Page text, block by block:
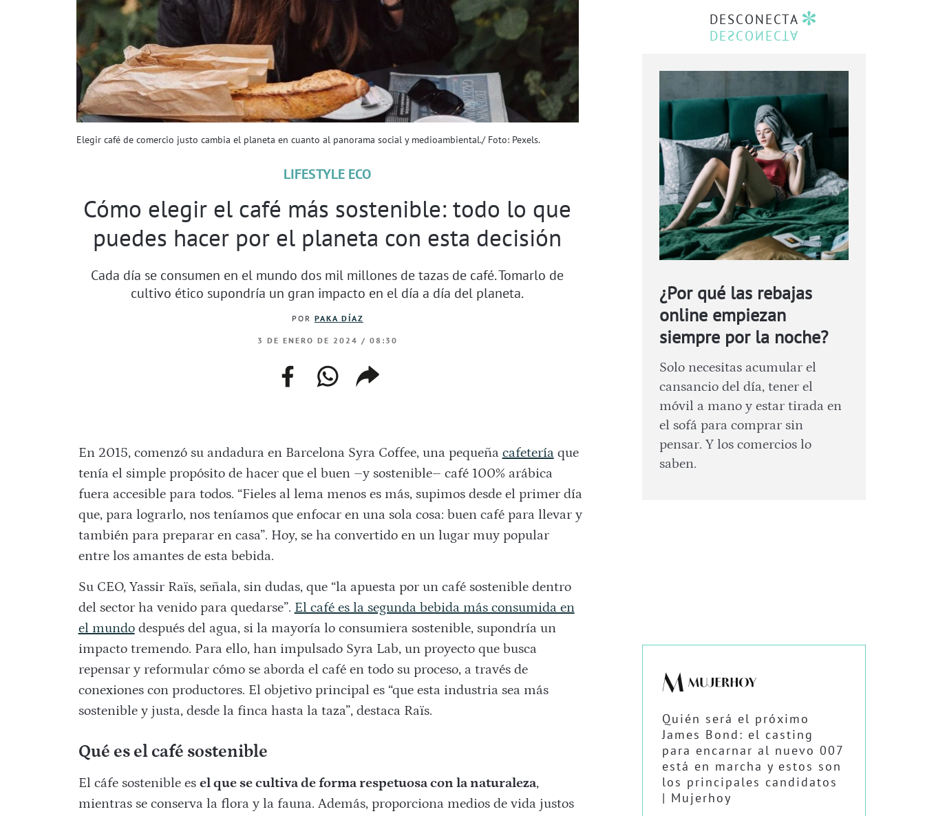
Elegir café de comercio justo cambia el planeta en cuanto al panorama social y medioambiental./ Foto: Pexels.
LIFESTYLE ECO
Cómo elegir el café más sostenible: todo lo que
puedes hacer por el planeta con esta decisión
Cada día se consumen en el mundo dos mil millones de tazas de café. Tomarlo de
cultivo ético supondría un gran impacto en el día a día del planeta.
POR PAKA DÍAZ
3 DE ENERO DE 2024 / 08:30
facebookwhatsapp
web
copiar
enlace
En 2015, comenzó su andadura en Barcelona Syra Coffee, una pequeña cafeteríaque
tenía el simple propósito de hacer que el buen –y sostenible– café 100% arábica
fuera accesible para todos. “Fieles al lema menos es más, supimos desde el primer día
que, para lograrlo, nos teníamos que enfocar en una sola cosa: buen café para llevar y
también para preparar en casa”. Hoy, se ha convertido en un lugar muy popular
entre los amantes de esta bebida.
Su CEO, Yassir Raïs, señala, sin dudas, que “la apuesta por un café sostenible dentro
del sector ha venido para quedarse”. El café es la segunda bebida más consumida en
el mundodespués del agua, si la mayoría lo consumiera sostenible, supondría un
impacto tremendo. Para ello, han impulsado Syra Lab, un proyecto que busca
repensar y reformular cómo se aborda el café en todo su proceso, a través de
conexiones con productores. El objetivo principal es “que esta industria sea más
sostenible y justa, desde la finca hasta la taza”, destaca Raïs.
Qué es el café sostenible
El cáfe sostenible es el que se cultiva de forma respetuosa con la naturaleza,
mientras se conserva la flora y la fauna. Además, proporciona medios de vida justos
DESCONECTA
¿Por qué las rebajas
online empiezan
siempre por la noche?
Solo necesitas acumular el
cansancio del día, tener el
móvil a mano y estar tirada en
el sofá para comprar sin
pensar. Y los comercios lo
saben.
Quién será el próximo
James Bond: el casting
para encarnar al nuevo 007
está en marcha y estos son
los principales candidatos
| Mujerhoy